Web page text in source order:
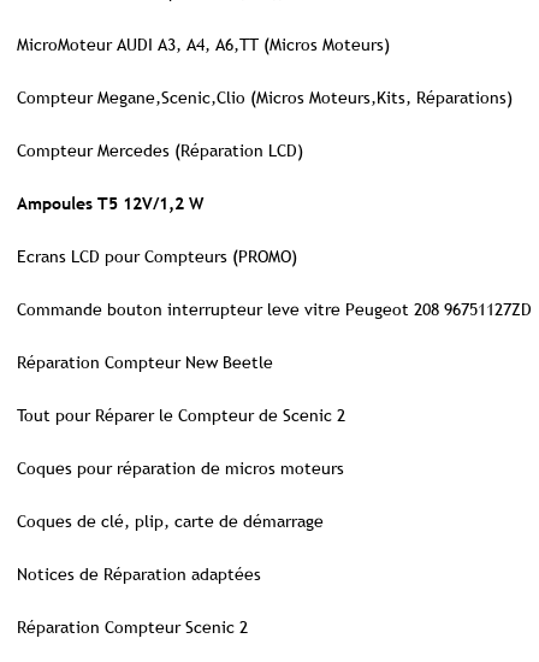
MicroMoteur AUDI A3, A4, A6,TT (Micros Moteurs)
Compteur Megane,Scenic,Clio (Micros Moteurs,Kits, Réparations)
Compteur Mercedes (Réparation LCD)
Ampoules T5 12V/1,2 W
Ecrans LCD pour Compteurs (PROMO)
Commande bouton interrupteur leve vitre Peugeot 208 96751127ZD
Réparation Compteur New Beetle
Tout pour Réparer le Compteur de Scenic 2
Coques pour réparation de micros moteurs
Coques de clé, plip, carte de démarrage
Notices de Réparation adaptées
Réparation Compteur Scenic 2